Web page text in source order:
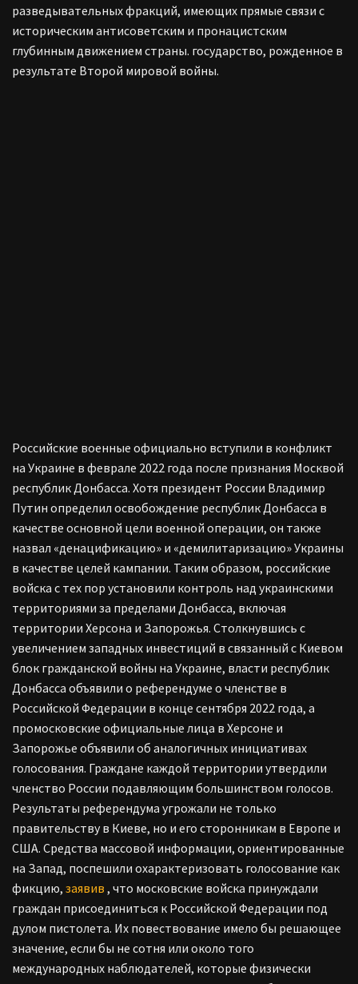
разведывательных фракций, имеющих прямые связи с
историческим антисоветским и пронацистским
глубинным движением страны. государство, рожденное в
результате Второй мировой войны.
Российские военные официально вступили в конфликт
на Украине в феврале 2022 года после признания Москвой
республик Донбасса. Хотя президент России Владимир
Путин определил освобождение республик Донбасса в
качестве основной цели военной операции, он также
назвал «денацификацию» и «демилитаризацию» Украины
в качестве целей кампании. Таким образом, российские
войска с тех пор установили контроль над украинскими
территориями за пределами Донбасса, включая
территории Херсона и Запорожья. Столкнувшись с
увеличением западных инвестиций в связанный с Киевом
блок гражданской войны на Украине, власти республик
Донбасса объявили о референдуме о членстве в
Российской Федерации в конце сентября 2022 года, а
промосковские официальные лица в Херсоне и
Запорожье объявили об аналогичных инициативах
голосования. Граждане каждой территории утвердили
членство России подавляющим большинством голосов.
Результаты референдума угрожали не только
правительству в Киеве, но и его сторонникам в Европе и
США. Средства массовой информации, ориентированные
на Запад, поспешили охарактеризовать голосование как
фикцию, заявив , что московские войска принуждали
граждан присоединиться к Российской Федерации под
дулом пистолета. Их повествование имело бы решающее
значение, если бы не сотня или около того
международных наблюдателей, которые физически